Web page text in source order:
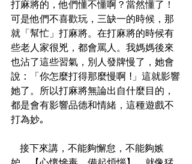
打麻將的，他們懂不懂啊？當然懂了！
可是他們不喜歡玩，三缺一的時候，那
就「幫忙」打麻將。在打麻將的時候有
些老人家很兇，都會罵人。我媽媽後來
也沾了這些習氣，別人發牌慢了，她會
說 : 「你怎麼打得那麼慢啊 !」這就影響
她了。所以打麻將無論出自什麼目的，
都是會有影響品德和情緒，這種遊戲不
打為妙｡
接下來講，不能夠懈怠，不能夠嫉